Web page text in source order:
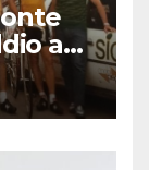
ad